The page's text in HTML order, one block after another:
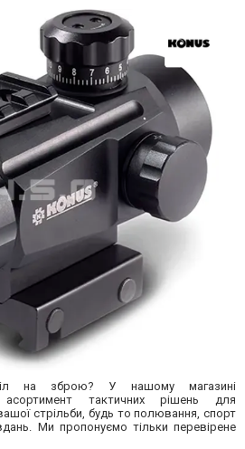
на зброю? У нашому магазині
тактичних рішень для
стрільби, будь то полювання, спорт
Ми пропонуємо тільки перевірене